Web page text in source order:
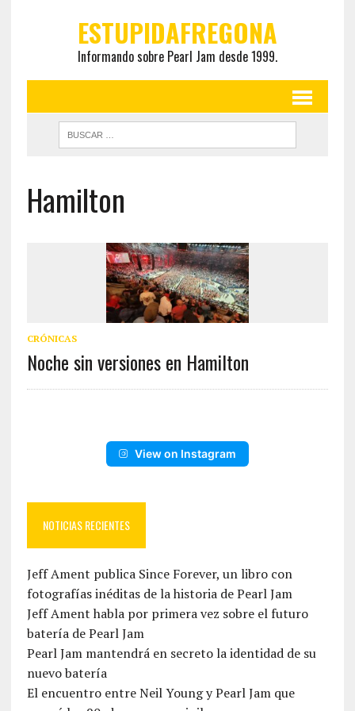
ESTUPIDAFREGONA
Informando sobre Pearl Jam desde 1999.
Hamilton
CRÓNICAS
Noche sin versiones en Hamilton
View on Instagram
NOTICIAS RECIENTES
Jeff Ament publica Since Forever, un libro con
fotografías inéditas de la historia de Pearl Jam
Jeff Ament habla por primera vez sobre el futuro
batería de Pearl Jam
Pearl Jam mantendrá en secreto la identidad de su
nuevo batería
El encuentro entre Neil Young y Pearl Jam que